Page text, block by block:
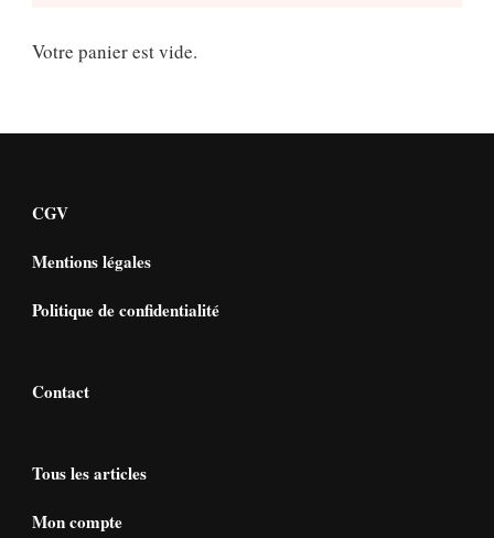
Votre panier est vide.
CGV
Mentions légales
Politique de confidentialité
Contact
Tous les articles
Mon compte